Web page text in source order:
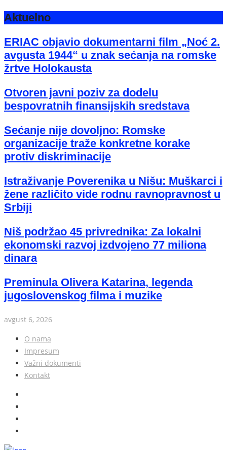
Aktuelno
ERIAC objavio dokumentarni film „Noć 2.
avgusta 1944“ u znak sećanja na romske
žrtve Holokausta
Otvoren javni poziv za dodelu
bespovratnih finansijskih sredstava
Sećanje nije dovoljno: Romske
organizacije traže konkretne korake
protiv diskriminacije
Istraživanje Poverenika u Nišu: Muškarci i
žene različito vide rodnu ravnopravnost u
Srbiji
Niš podržao 45 privrednika: Za lokalni
ekonomski razvoj izdvojeno 77 miliona
dinara
Preminula Olivera Katarina, legenda
jugoslovenskog filma i muzike
avgust 6, 2026
O nama
Impresum
Važni dokumenti
Kontakt